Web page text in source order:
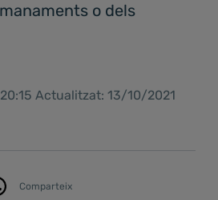
o dels
Actualitzat: 13/10/2021
Comparteix